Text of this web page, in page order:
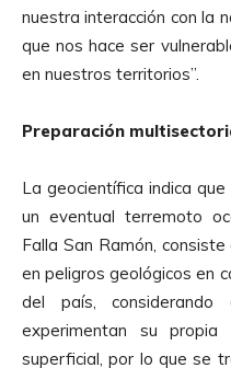
nuestra interacción con la
que nos hace ser
en nuestros territorios”.
Preparación
La geocientífica indica
un eventual terremoto
Falla San Ramón,
en peligros geológicos en
del país,
experimentan su propia
superficial, por lo que se